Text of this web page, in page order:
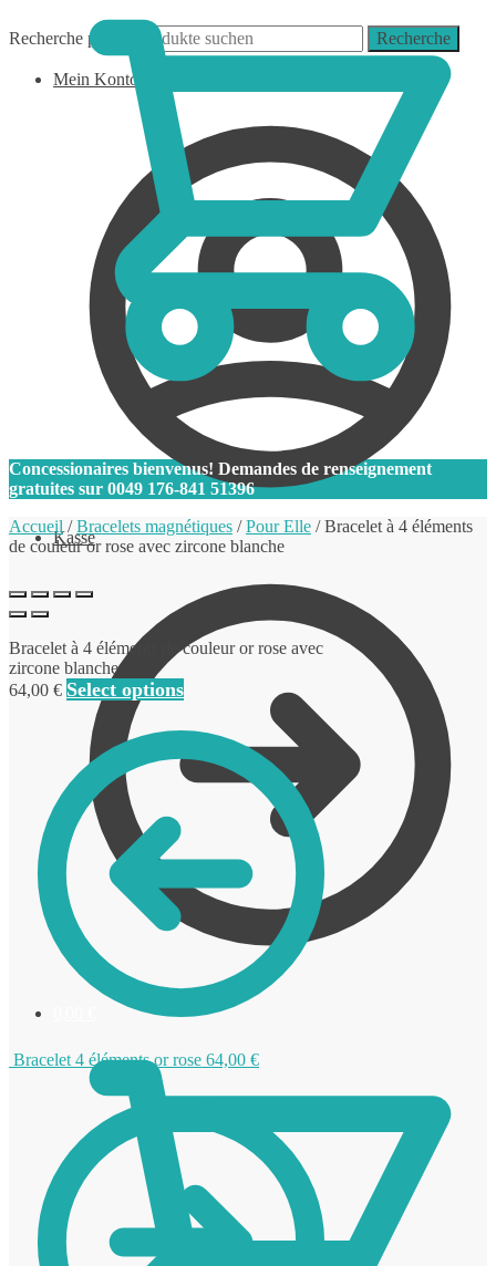
Recherche pour : Recherche
Mein Konto
Kasse
Concessionaires bienvenus! Demandes de renseignement
gratuites sur 0049 176-841 51396
Accueil /Bracelets magnétiques /Pour Elle /Bracelet à 4 éléments
de couleur or rose avec zircone blanche
Bracelet à 4 éléments de couleur or rose avec
zircone blanche
64,00 € Select options
Bracelet 4 éléments or rose 64,00 €